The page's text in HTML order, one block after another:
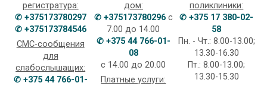
регистратура:
✆ +375173780297
✆ +375173784546
СМС-сообщения
для
слабослышащих:
✆ +375 44 766-01-
дом:
✆ +375173780296с
7.00 до 14.00
✆ +375 44 766-01-
08
с 14.00 до 20.00
Платные услуги:
поликлиники:
✆ +375 17 380-02-
58
Пн. - Чт.: 8.00-13.00;
13.30-16.30
Пт.: 8.00-13.00;
13.30-15.30